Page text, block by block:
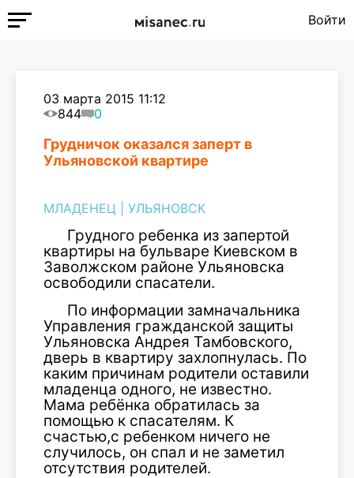
Войти
03 марта 2015 11:12
844
0
Грудничок оказался заперт в
Ульяновской квартире
МЛАДЕНЕЦ УЛЬЯНОВСК
Грудного ребенка из запертой
квартиры на бульваре Киевском в
Заволжском районе Ульяновска
освободили спасатели.
По информации замначальника
Управления гражданской защиты
Ульяновска Андрея Тамбовского,
дверь в квартиру захлопнулась. По
каким причинам родители оставили
младенца одного, не известно.
Мама ребёнка обратилась за
помощью к спасателям. К
счастью,с ребенком ничего не
случилось, он спал и не заметил
отсутствия родителей.